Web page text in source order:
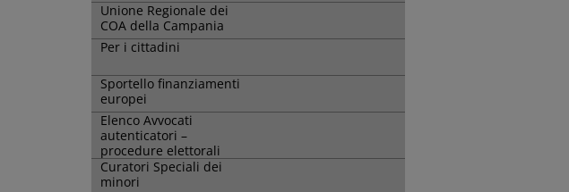
Unione Regionale dei
COA della Campania
Per i cittadini
Sportello finanziamenti
europei
Elenco Avvocati
autenticatori –
procedure elettorali
Curatori Speciali dei
minori